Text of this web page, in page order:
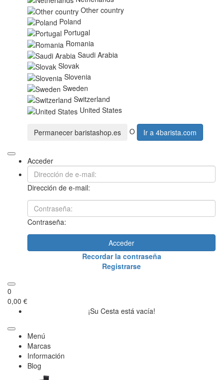
Other country
Poland
Portugal
Romania
Saudi Arabia
Slovak
Slovenia
Sweden
Switzerland
United States
Permanecer baristashop.es O Ir a 4barista.com
Acceder
Dirección de e-mail:
Contraseña:
Acceder
Recordar la contraseña
Registrarse
0
0,00 €
¡Su Cesta está vacía!
Menú
Marcas
Información
Blog